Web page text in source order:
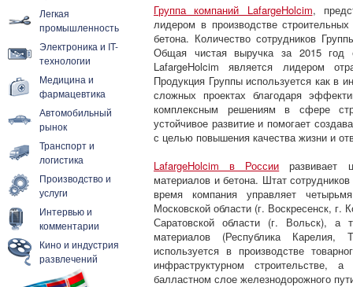
Легкая
промышленность
Электроника и IT-
технологии
Медицина и
фармацевтика
Автомобильный
рынок
Транспорт и
логистика
Производство и
услуги
Интервью и
комментарии
Кино и индустрия
развлечений
Группа компаний LafargeHolcim,
лидером в производстве
бетона. Количество сотрудников
Общая чистая выручка за 2015 год
LafargeHolcim является лидером
Продукция Группы используется как в
сложных проектах благодаря
комплексным решениям в сфере
устойчивое развитие и помогает
с целью повышения качества жизни и
LafargeHolcim в России развивает
материалов и бетона. Штат
время компания управляет
Московской области (г. Воскресенск,
Саратовской области (г. Вольск), а
материалов (Республика Карелия,
используется в производстве
инфраструктурном строительстве,
балластном слое железнодорожного